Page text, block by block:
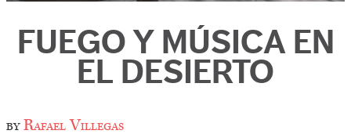
FUEGO Y MÚSICA EN
EL DESIERTO
byRafael Villegas